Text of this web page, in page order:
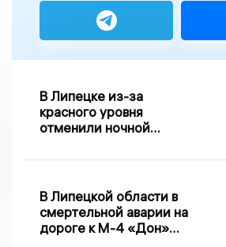
В Липецке из-за
красного уровня
отменили ночной
В Липецкой области в
смертельной аварии на
дороге к М-4 «Дон»